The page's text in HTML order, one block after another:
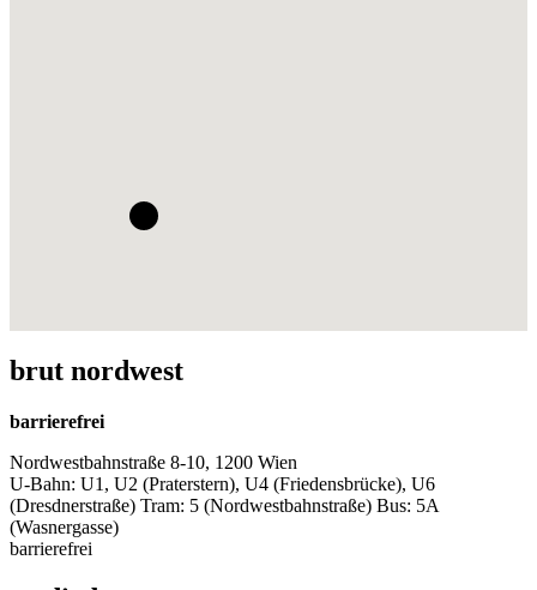
brut nordwest
barrierefrei
Nordwestbahnstraße 8-10, 1200 Wien
U-Bahn: U1, U2 (Praterstern), U4 (Friedensbrücke), U6
(Dresdnerstraße) Tram: 5 (Nordwestbahnstraße) Bus: 5A
(Wasnergasse)
barrierefrei